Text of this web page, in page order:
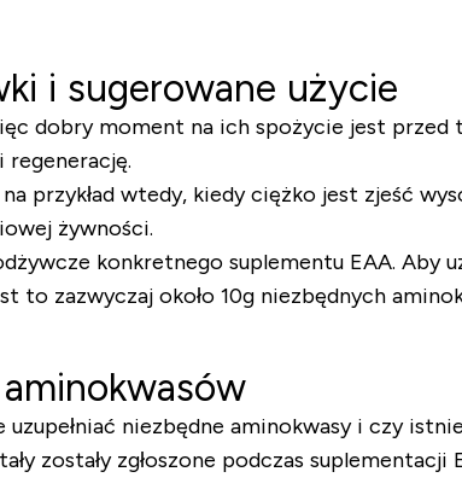
i sugerowane użycie
dobry moment na ich spożycie jest przed
przykład wtedy, kiedy ciężko jest zjeść
żywności.
konkretnego suplementu EAA. Aby
to zazwyczaj około 10g niezbędnych
niezbędne aminokwasy i czy
zostały zgłoszone podczas